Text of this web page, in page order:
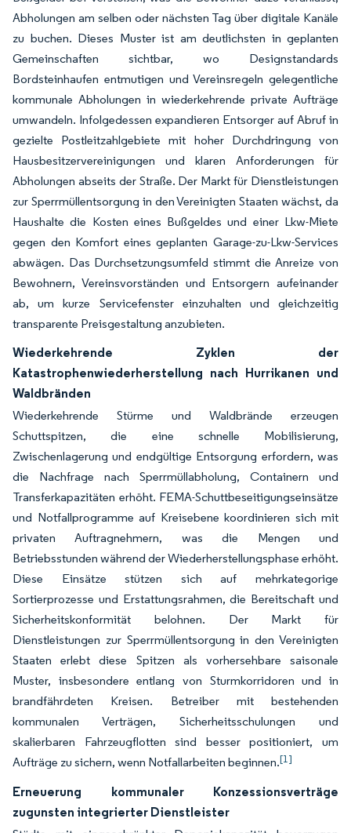
Abholungen am selben oder nächsten Tag über digitale Kanäle
zu buchen. Dieses Muster ist am deutlichsten in geplanten
Gemeinschaften sichtbar, wo Designstandards
Bordsteinhaufen entmutigen und Vereinsregeln gelegentliche
kommunale Abholungen in wiederkehrende private Aufträge
umwandeln. Infolgedessen expandieren Entsorger auf Abruf in
gezielte Postleitzahlgebiete mit hoher Durchdringung von
Hausbesitzervereinigungen und klaren Anforderungen für
Abholungen abseits der Straße. Der Markt für Dienstleistungen
zur Sperrmüllentsorgung in den Vereinigten Staaten wächst, da
Haushalte die Kosten eines Bußgeldes und einer Lkw-Miete
gegen den Komfort eines geplanten Garage-zu-Lkw-Services
abwägen. Das Durchsetzungsumfeld stimmt die Anreize von
Bewohnern, Vereinsvorständen und Entsorgern aufeinander
ab, um kurze Servicefenster einzuhalten und gleichzeitig
transparente Preisgestaltung anzubieten.
Wiederkehrende Zyklen der
Katastrophenwiederherstellung nach Hurrikanen und
Waldbränden
Wiederkehrende Stürme und Waldbrände erzeugen
Schuttspitzen, die eine schnelle Mobilisierung,
Zwischenlagerung und endgültige Entsorgung erfordern, was
die Nachfrage nach Sperrmüllabholung, Containern und
Transferkapazitäten erhöht. FEMA-Schuttbeseitigungseinsätze
und Notfallprogramme auf Kreisebene koordinieren sich mit
privaten Auftragnehmern, was die Mengen und
Betriebsstunden während der Wiederherstellungsphase erhöht.
Diese Einsätze stützen sich auf mehrkategorige
Sortierprozesse und Erstattungsrahmen, die Bereitschaft und
Sicherheitskonformität belohnen. Der Markt für
Dienstleistungen zur Sperrmüllentsorgung in den Vereinigten
Staaten erlebt diese Spitzen als vorhersehbare saisonale
Muster, insbesondere entlang von Sturmkorridoren und in
brandfährdeten Kreisen. Betreiber mit bestehenden
kommunalen Verträgen, Sicherheitsschulungen und
skalierbaren Fahrzeugflotten sind besser positioniert, um
Aufträge zu sichern, wenn Notfallarbeiten beginnen.[1]
Erneuerung kommunaler Konzessionsverträge
zugunsten integrierter Dienstleister